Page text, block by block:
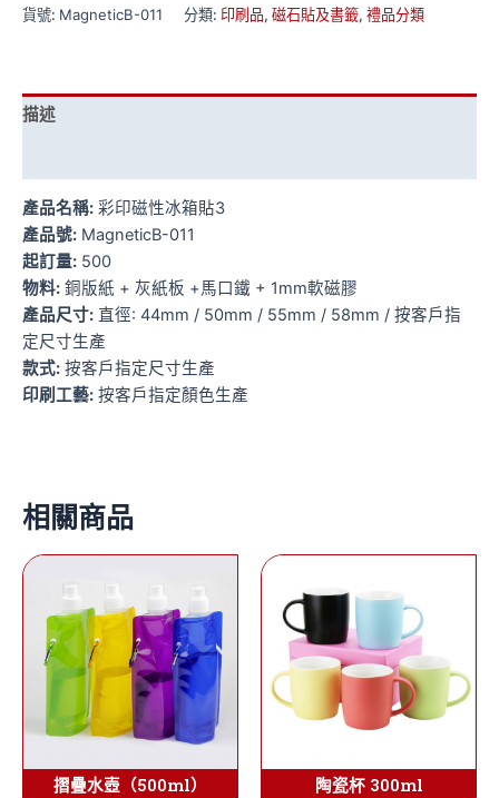
貨號: MagneticB-011 分類: 印刷品, 磁石貼及書籤, 禮品分類
描述
產品名稱: 彩印磁性冰箱貼3
產品號: MagneticB-011
起訂量: 500
物料: 銅版紙 + 灰紙板 +馬口鐵 + 1mm軟磁膠
產品尺寸: 直徑: 44mm / 50mm / 55mm / 58mm / 按客戶指
定尺寸生產
款式: 按客戶指定尺寸生產
印刷工藝: 按客戶指定顏色生產
相關商品
摺疊水壺（500ml） 陶瓷杯 300ml